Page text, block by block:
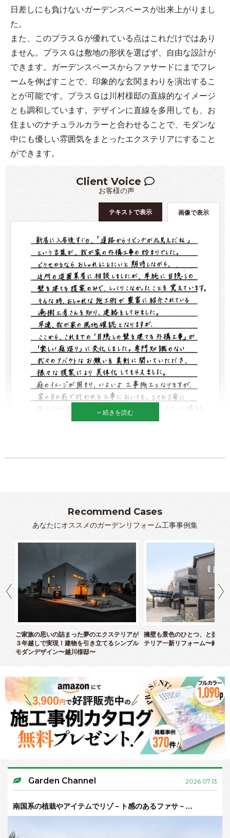
日差しにも負けないガーデンスペースが出来上がりまし
た。
また、このプラスＧが優れている点はこれだけではあり
ません。プラスＧは敷地の形状を選ばず、自由な設計が
できます。ガーデンスペースからファサードにまでフレ
ームを伸ばすことで、印象的な玄関まわりを演出するこ
とが可能です。プラスＧは川村様邸の直線的なイメージ
とも調和しています。デザインに直線を多用しても、お
住まいのナチュラルカラーと合わせることで、モダンな
中にも優しい雰囲気をまとったエクステリアにすること
ができます。
Client Voice
お客様の声
画像で表示
テキストで表示
続きを読む
Recommend Cases
あなたにオススメのガーデンリフォーム工事事例集
ご家族の思いの詰まった夢のエクステリアが
３年越しで実現！建物を引き立てるシンプル
モダンデザイン〜越川様邸〜
擁壁も景色のひとつ、と捉え
テリア一新リフォーム〜鈴木
Garden Channel 2026.07.13
南国系の植栽やアイテムでリゾ－ト感のあるファサ－…